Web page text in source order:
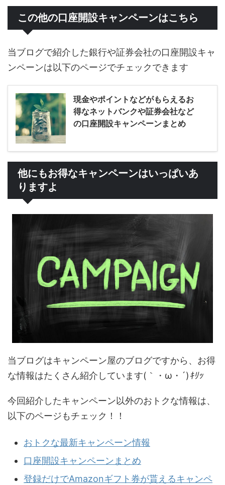
この他の口座開設キャンペーンはこちら
当ブログで紹介した銀行や証券会社の口座開設キャ
ンペーンは以下のページでチェックできます
現金やポイントなどがもらえるお
得なネットバンクや証券会社など
の口座開設キャンペーンまとめ
他にもお得なキャンペーンはいっぱいあ
りますよ
当ブログはキャンペーン屋のブログですから、お得
な情報はたくさん紹介しています(｀・ω・´)ｷﾘｯ
今回紹介したキャンペーン以外のおトクな情報は、
以下のページもチェック！！
おトクな最新キャンペーン情報
口座開設キャンペーンまとめ
登録だけでAmazonギフト券が貰えるキャンペ